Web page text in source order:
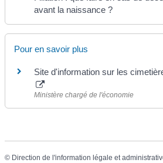
avant la naissance ?
Pour en savoir plus
Site d'information sur les
Ministère chargé de l'économie
© Direction de l'information légale et